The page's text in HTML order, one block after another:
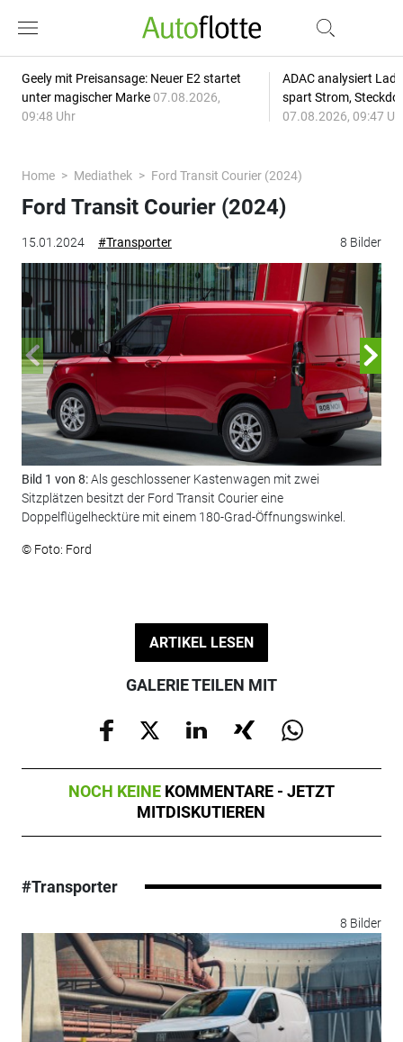
Geely mit Preisansage: Neuer E2 startet
unter magischer Marke 07.08.2026,
09:48 Uhr
ADAC analysiert
spart Strom,
07.08.2026, 09:47
Home Mediathek Ford Transit Courier (2024)
15.01.2024 #Transporter 8 Bilder
Ford Transit Courier (2024)
Bild 1 von 8:Als geschlossener Kastenwagen mit zwei
Sitzplätzen besitzt der Ford Transit Courier eine
Doppelflügelhecktüre mit einem 180-Grad-Öffnungswinkel.
© Foto: Ford
ARTIKEL LESEN
GALERIE TEILEN MIT
NOCH KEINE KOMMENTARE - JETZT
MITDISKUTIEREN
#Transporter
8 Bilder